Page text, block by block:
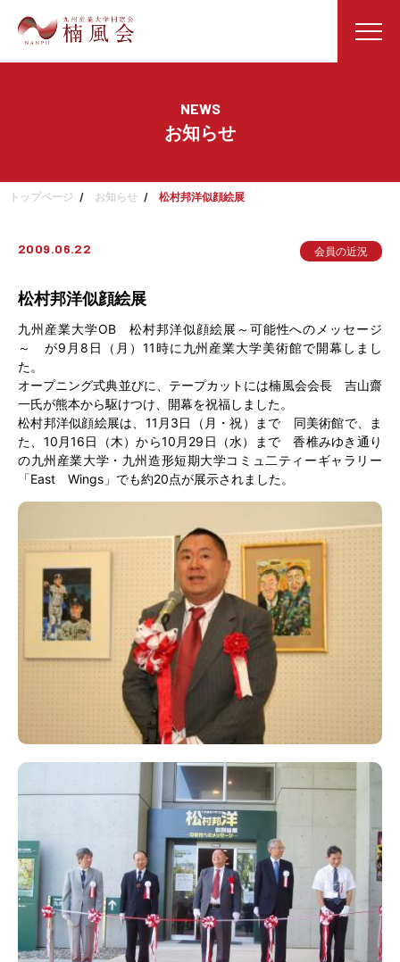
NEWS
お知らせ
トップページ お知らせ 松村邦洋似顔絵展
2009.06.22 会員の近況
松村邦洋似顔絵展
九州産業大学OB 松村邦洋似顔絵展～可能性へのメッセージ
～ が9月8日（月）11時に九州産業大学美術館で開幕しまし
た。
オープニング式典並びに、テープカットには楠風会会長 吉山齋
一氏が熊本から駆けつけ、開幕を祝福しました。
松村邦洋似顔絵展は、11月3日（月・祝）まで 同美術館で、ま
た、10月16日（木）から10月29日（水）まで 香椎みゆき通り
の九州産業大学・九州造形短期大学コミュ二ティーギャラリー
「East Wings」でも約20点が展示されました。